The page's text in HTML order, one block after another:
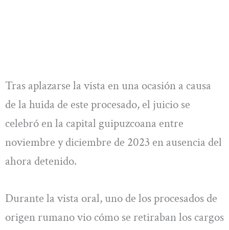
Tras aplazarse la vista en una ocasión a causa
de la huida de este procesado, el juicio se
celebró en la capital guipuzcoana entre
noviembre y diciembre de 2023 en ausencia del
ahora detenido.
Durante la vista oral, uno de los procesados de
origen rumano vio cómo se retiraban los cargos